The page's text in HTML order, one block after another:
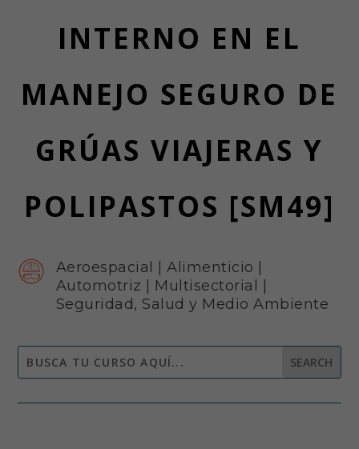
INTERNO EN EL
MANEJO SEGURO DE
GRÚAS VIAJERAS Y
POLIPASTOS [SM49]
Aeroespacial Alimenticio
Automotriz
Multisectorial
Seguridad, Salud y Medio Ambiente